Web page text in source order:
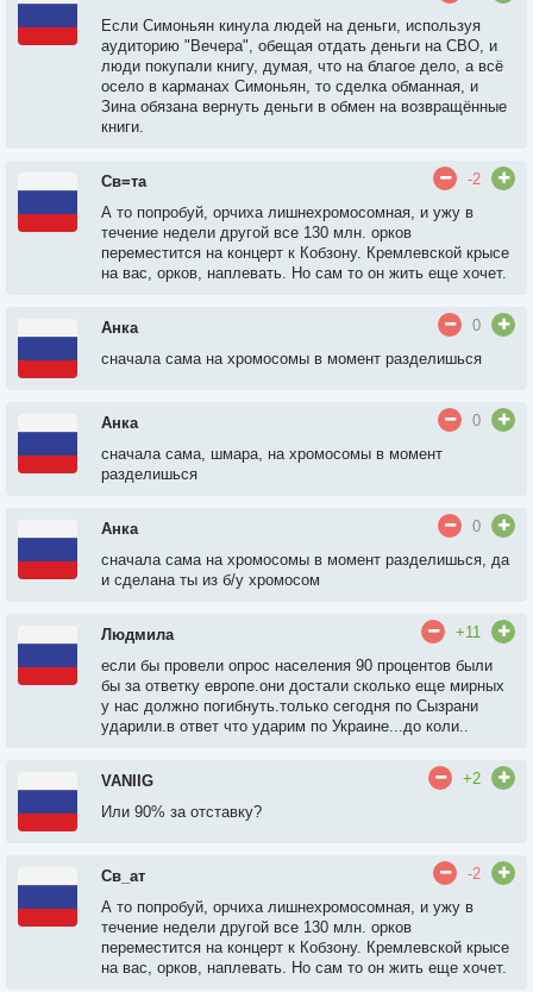
Если Симоньян кинула людей на деньги, используя
аудиторию "Вечера", обещая отдать деньги на СВО, и
люди покупали книгу, думая, что на благое дело, а всё
осело в карманах Симоньян, то сделка обманная, и
Зина обязана вернуть деньги в обмен на возвращённые
книги.
Св=та
-2
А то попробуй, орчиха лишнехромосомная, и ужу в
течение недели другой все 130 млн. орков
переместится на концерт к Кобзону. Кремлевской крысе
на вас, орков, наплевать. Но сам то он жить еще хочет.
Анка
0
сначала сама на хромосомы в момент разделишься
Анка
0
сначала сама, шмара, на хромосомы в момент
разделишься
Анка
0
сначала сама на хромосомы в момент разделишься, да
и сделана ты из б/у хромосом
Людмила
+11
если бы провели опрос населения 90 процентов были
бы за ответку европе.они достали сколько еще мирных
у нас должно погибнуть.только сегодня по Сызрани
ударили.в ответ что ударим по Украине...до коли..
VANIIG
+2
Или 90% за отставку?
Св_ат
-2
А то попробуй, орчиха лишнехромосомная, и ужу в
течение недели другой все 130 млн. орков
переместится на концерт к Кобзону. Кремлевской крысе
на вас, орков, наплевать. Но сам то он жить еще хочет.